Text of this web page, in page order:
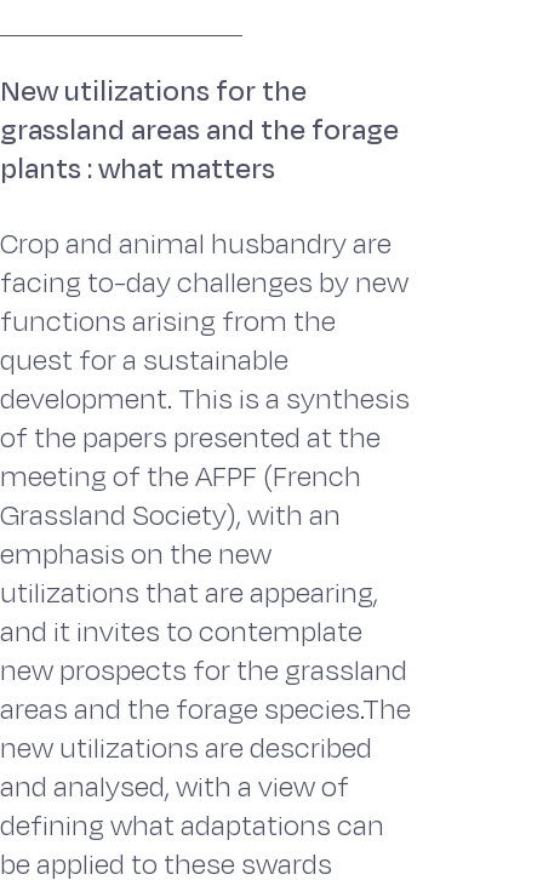
New utilizations for the
grassland areas and the forage
plants : what matters
Crop and animal husbandry are
facing to-day challenges by new
functions arising from the
quest for a sustainable
development. This is a synthesis
of the papers presented at the
meeting of the AFPF (French
Grassland Society), with an
emphasis on the new
utilizations that are appearing,
and it invites to contemplate
new prospects for the grassland
areas and the forage species.The
new utilizations are described
and analysed, with a view of
defining what adaptations can
be applied to these swards